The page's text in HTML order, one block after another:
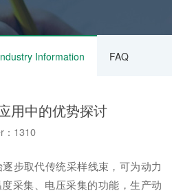
Information FAQ
用中的优势探讨
1310
步取代传统采样线束，可为动力
采集、电压采集的功能，生产动